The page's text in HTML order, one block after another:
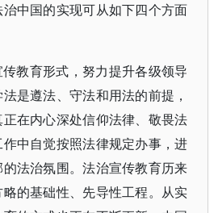
中国的实现可从如下四个方面
教育形式，努力提升各级领导
是遵法、守法和用法的前提，
在内心深处信仰法律、敬畏法
中自觉按照法律规定办事，进
法治氛围。法治宣传教育历来
的基础性、先导性工程。从实